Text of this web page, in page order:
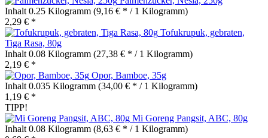
Inhalt 0.25 Kilogramm (9,16 € * / 1 Kilogramm)
2,29 € *
Tofukrupuk, gebraten,
Tiga Rasa, 80g
Inhalt 0.08 Kilogramm (27,38 € * / 1 Kilogramm)
2,19 € *
Opor, Bamboe, 35g
Inhalt 0.035 Kilogramm (34,00 € * / 1 Kilogramm)
1,19 € *
TIPP!
Mi Goreng Pangsit, ABC, 80g
Inhalt 0.08 Kilogramm (8,63 € * / 1 Kilogramm)